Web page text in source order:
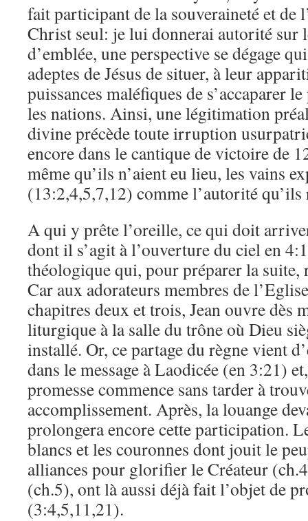
fait participant de la souveraineté et
Christ seul: je lui donnerai autorité sur
d’emblée, une perspective se dégage
adeptes de Jésus de situer, à leur
puissances maléfiques de s’accaparer
les nations. Ainsi, une légitimation
divine précède toute irruption
encore dans le cantique de victoire de
même qu’ils n’aient eu lieu, les vains
(13:2,4,5,7,12) comme l’autorité
A qui y prête l’oreille, ce qui doit
dont il s’agit à l’ouverture du ciel en
théologique qui, pour préparer la suite,
Car aux adorateurs membres de
chapitres deux et trois, Jean ouvre dès
liturgique à la salle du trône où Dieu
installé. Or, ce partage du règne vient
dans le message à Laodicée (en 3:21)
promesse commence sans tarder à
accomplissement. Après, la louange
prolongera encore cette participation.
blancs et les couronnes dont jouit le
alliances pour glorifier le Créateur
(ch.5), ont là aussi déjà fait l’objet de
(3:4,5,11,21).